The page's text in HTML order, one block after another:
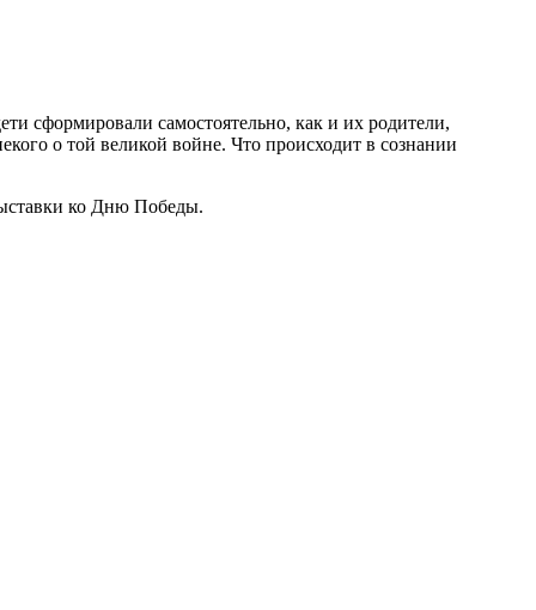
сформировали самостоятельно, как и их родители,
о той великой войне. Что происходит в сознании
ко Дню Победы.